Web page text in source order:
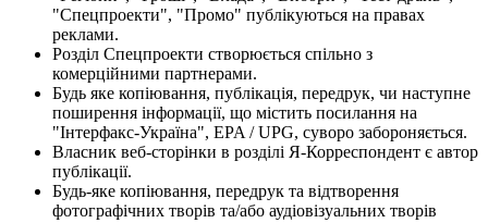
"Спецпроекти", "Промо" публікуються на правах
реклами.
Розділ Спецпроекти створюється спільно з
комерційними партнерами.
Будь яке копіювання, публікація, передрук, чи наступне
поширення інформації, що містить посилання на
"Інтерфакс-Україна", EPA / UPG, суворо забороняється.
Власник веб-сторінки в розділі Я-Корреспондент є автор
публікації.
Будь-яке копіювання, передрук та відтворення
фотографічних творів та/або аудіовізуальних творів